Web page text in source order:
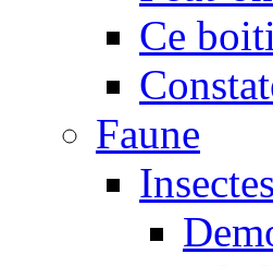
Ce
Faune
Insectes